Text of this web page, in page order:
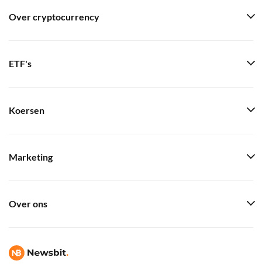
Over cryptocurrency
ETF's
Koersen
Marketing
Over ons